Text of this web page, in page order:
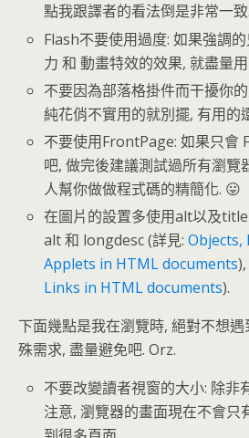
點我跟譯者的看法倒是非常一致
Flash不要使用過度: 如果強調
力 和 動畫特效的效果, 就盡量
不要因為部落格掛件而干擾你
純花俏不實用的就別擺, 有用的
不要使用FrontPage: 如果只會
吧, 做完後建議測試過所有瀏覽
人幫你做做程式碼的精簡化. 😛
在圖片的設置多使用alt以及
alt 和 longdesc (詳見:Objects,
Applets in HTML documents
Links in HTML documents).
下面幾點是我在瀏覽時, 絕對不想
殊需求, 盡量避免吧. Orz.
不要改變讀者視窗的大小: 除非
注意, 瀏覽器的畫面現在不會只